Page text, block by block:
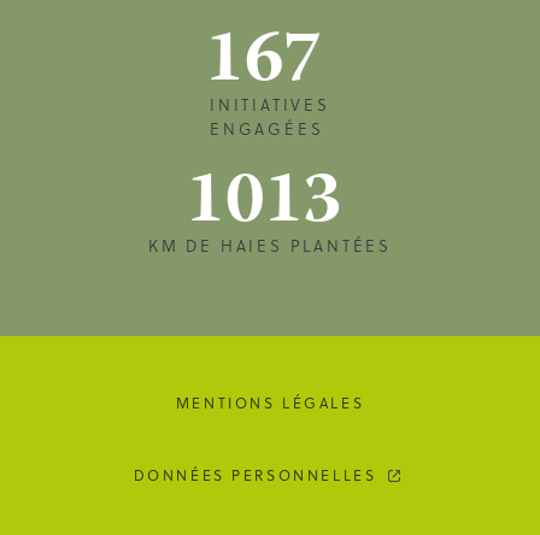
167
INITIATIVES
ENGAGÉES
1013
KM DE HAIES PLANTÉES
MENTIONS LÉGALES
DONNÉES PERSONNELLES